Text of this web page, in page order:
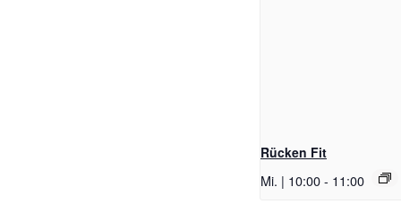
Rücken Fit
Mi. | 10:00- 11:00